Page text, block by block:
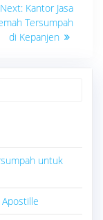
Next: Next
post:
Kantor Jasa
Tersumpah
di Kepanjen
untuk